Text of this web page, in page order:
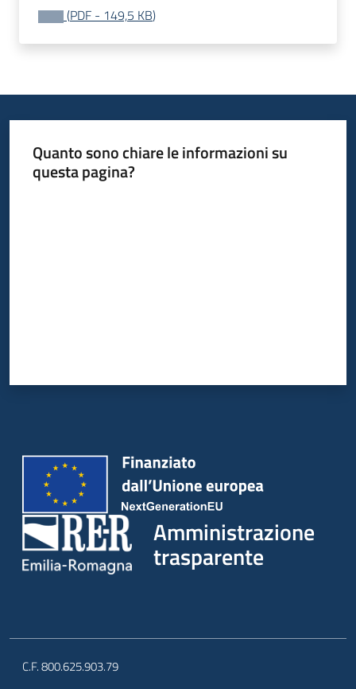
(PDF - 149,5 KB)
Quanto sono chiare le informazioni su
questa pagina?
Amministrazione
trasparente
C.F. 800.625.903.79